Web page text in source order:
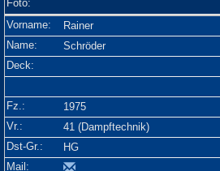
Rainer
Schröder
1975
41 (Dampftechnik)
HG